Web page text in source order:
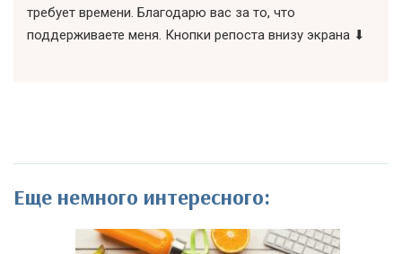
требует времени. Благодарю вас за то, что
поддерживаете меня. Кнопки репоста внизу экрана ⬇
Еще немного интересного: